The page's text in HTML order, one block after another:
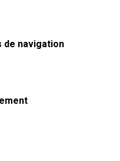
de navigation